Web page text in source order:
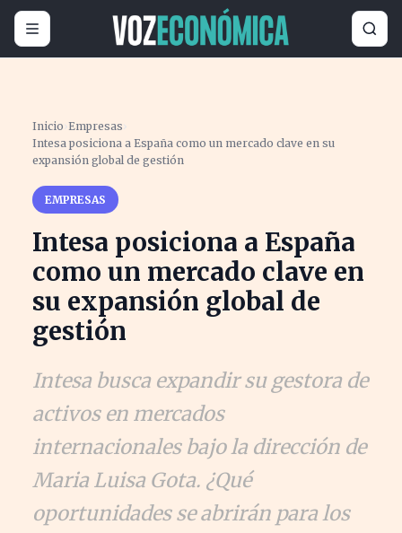
Inicio ›Empresas ›
Intesa posiciona a España como un mercado clave en su
expansión global de gestión
EMPRESAS
Intesa posiciona a España
como un mercado clave en
su expansión global de
gestión
Intesa busca expandir su gestora de
activos en mercados
internacionales bajo la dirección de
Maria Luisa Gota. ¿Qué
oportunidades se abrirán para los